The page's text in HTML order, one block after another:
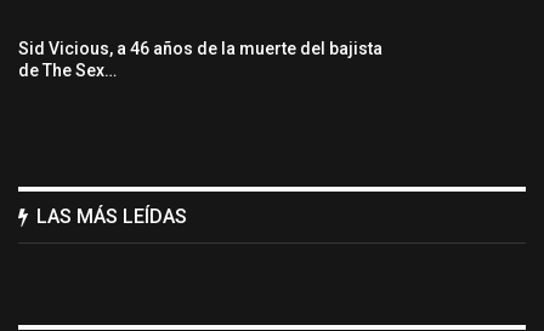
Sid Vicious, a 46 años de la muerte del bajista
de The Sex…
LAS MÁS LEÍDAS